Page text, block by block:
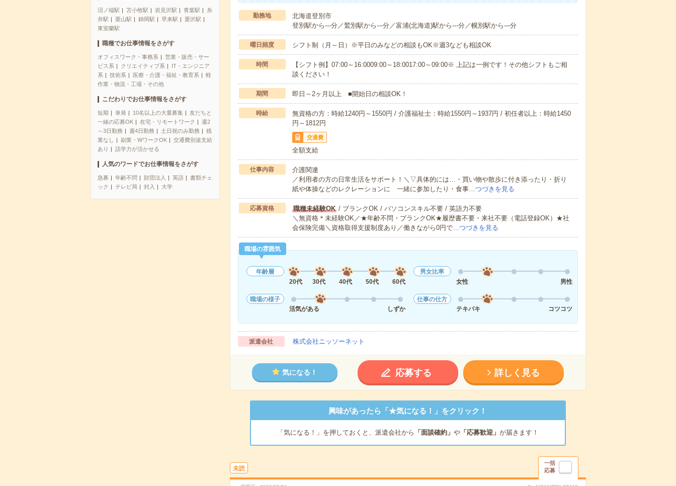
沼ノ端駅 苫小牧駅 岩見沢駅 青葉駅
糸
井駅
栗山駅 錦岡駅 早来駅
栗沢駅
東室蘭駅
職種でお仕事情報をさがす
オフィスワーク・事務系
営業・販売・サー
ビス系
クリエイティブ系
IT・エンジニア
系
技術系 医療・介護・福祉・教育系
軽
作業・物流・工場・その他
こだわりでお仕事情報をさがす
短期 単発 10名以上の大量募集
友だちと
一緒の応募OK
在宅・リモートワーク
週2
～3日勤務
週4日勤務 土日祝のみ勤務
残
業なし
副業・WワークOK
交通費別途支給
あり
語学力が活かせる
人気のワードでお仕事情報をさがす
急募 年齢不問 財団法人 英語
書類チェ
ック
テレビ局 封入 大学
勤務地
北海道登別市
登別駅から---分／鷲別駅から---分／富浦(北海道)駅から---分／幌別駅から---分
曜日頻度 シフト制（月～日）※平日のみなどの相談もOK※週3なども相談OK
時間
【シフト例】07:00～16:0009:00～18:0017:00～09:00※ 上記は一例です！その他シフトもご相
談ください！
期間 即日～2ヶ月以上 ■開始日の相談OK！
時給
無資格の方：時給1240円～1550円 / 介護福祉士：時給1550円～1937円 / 初任者以上：時給1450
円～1812円
交通費
全額支給
仕事内容
介護関連
／利用者の方の日常生活をサポート！＼▽具体的には…・買い物や散歩に付き添ったり・折り
紙や体操などのレクレーションに 一緒に参加したり・食事…つづきを見る
応募資格 職種未経験OK/ ブランクOK / パソコンスキル不要 / 英語力不要
＼無資格＊未経験OK／★年齢不問・ブランクOK★履歴書不要・来社不要（電話登録OK）★社
会保険完備＼資格取得支援制度あり／働きながら0円で…つづきを見る
職場の雰囲気
年齢層
20代
30代 40代 50代 60代
男女比率
女性
男性
職場の様子
活気がある
しずか
仕事の仕方
テキパキ
コツコツ
派遣会社 株式会社ニッソーネット
気になる！ 応募する 詳しく見る
興味があったら「★気になる！」をクリック！
「気になる！」を押しておくと、派遣会社から 「面談確約」 や「応募歓迎」 が届きます！
未読
一括
応募